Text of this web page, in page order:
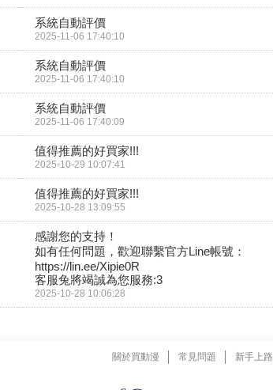
系統自動評價
2025-11-06 17:40:10
系統自動評價
2025-11-06 17:40:10
系統自動評價
2025-11-06 17:40:09
值得推薦的好買家!!!
2025-10-29 10:07:41
值得推薦的好買家!!!
2025-10-28 13:09:55
感謝您的支持！
如有任何問題，歡迎聯繫官方Line帳號：
https://lin.ee/Xipie0R
客服兔將竭誠為您服務:3
2025-10-28 10:06:28
關於買動漫 常見問題 新手上路